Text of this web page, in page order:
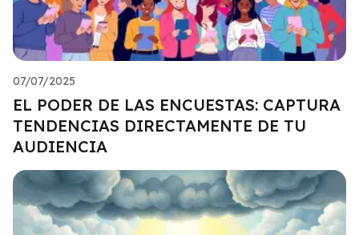
07/07/2025
EL PODER DE LAS ENCUESTAS: CAPTURA
TENDENCIAS DIRECTAMENTE DE TU
AUDIENCIA